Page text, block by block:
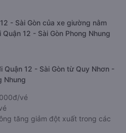
- Sài Gòn của xe giường nằm
12 - Sài Gòn Phong Nhung
Quận 12 - Sài Gòn từ Quy Nhơn -
Nhung
vé
tăng giảm đột xuất trong các